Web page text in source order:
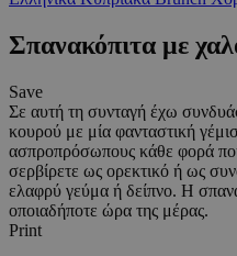
Σπανακόπιτα με
Save
Σε αυτή τη συνταγή έχω
κουρού με μία φανταστική
ασπροπρόσωπους κάθε φορά
σερβίρετε ως ορεκτικό ή ως
ελαφρύ γεύμα ή δείπνο. Η
οποιαδήποτε ώρα της μέρας.
Print